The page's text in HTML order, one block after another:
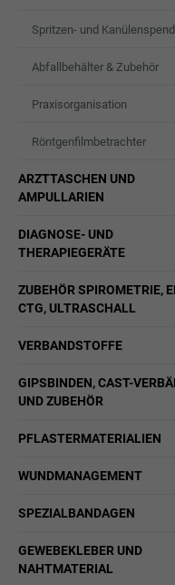
Spritzen- und
Abfallbehälter & Zubehör
Praxisorganisation
Röntgenfilmbetrachter
ARZTTASCHEN UND
AMPULLARIEN
DIAGNOSE- UND
THERAPIEGERÄTE
ZUBEHÖR SPIROMETRIE,
CTG, ULTRASCHALL
VERBANDSTOFFE
GIPSBINDEN, CAST-
UND ZUBEHÖR
PFLASTERMATERIALIEN
WUNDMANAGEMENT
SPEZIALBANDAGEN
GEWEBEKLEBER UND
NAHTMATERIAL